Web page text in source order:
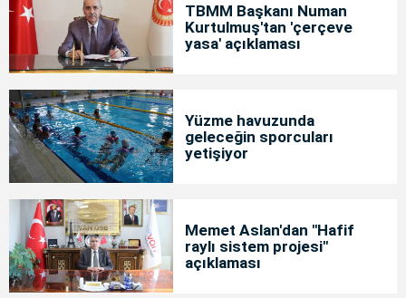
TBMM Başkanı Numan
Kurtulmuş'tan 'çerçeve
yasa' açıklaması
Yüzme havuzunda
geleceğin sporcuları
yetişiyor
Memet Aslan'dan "Hafif
raylı sistem projesi"
açıklaması